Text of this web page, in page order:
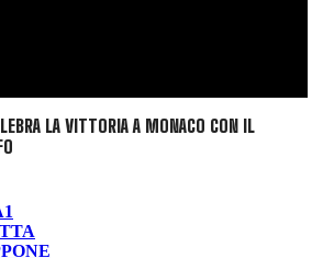
LA VITTORIA A MONACO CON IL